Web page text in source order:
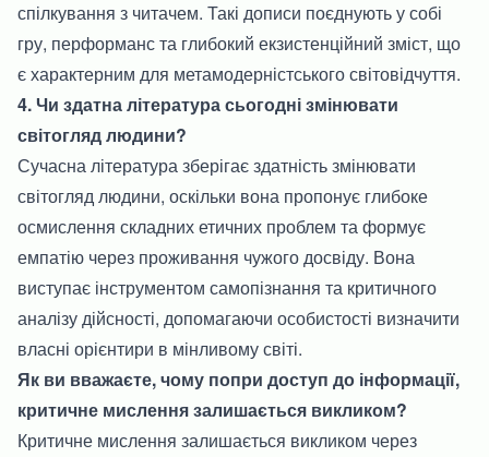
спілкування з читачем. Такі дописи поєднують у собі
гру, перформанс та глибокий екзистенційний зміст, що
є характерним для метамодерністського світовідчуття.
4. Чи здатна література сьогодні змінювати
світогляд людини?
Сучасна література зберігає здатність змінювати
світогляд людини, оскільки вона пропонує глибоке
осмислення складних етичних проблем та формує
емпатію через проживання чужого досвіду. Вона
виступає інструментом самопізнання та критичного
аналізу дійсності, допомагаючи особистості визначити
власні орієнтири в мінливому світі.
Як ви вважаєте, чому попри доступ до інформації,
критичне мислення залишається викликом?
Критичне мислення залишається викликом через